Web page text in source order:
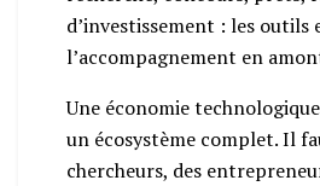
d’investissement : les outils
l’accompagnement en
Une économie
un écosystème complet. Il
chercheurs, des